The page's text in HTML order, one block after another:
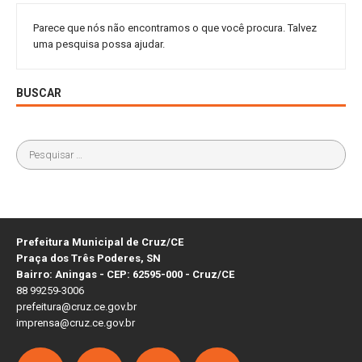
Parece que nós não encontramos o que você procura. Talvez
uma pesquisa possa ajudar.
BUSCAR
Prefeitura Municipal de Cruz/CE
Praça dos Três Poderes, SN
Bairro: Aningas - CEP: 62595-000 - Cruz/CE
88 99259-3006
prefeitura@cruz.ce.gov.br
imprensa@cruz.ce.gov.br